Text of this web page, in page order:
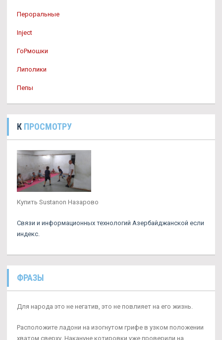
Пероральные
Inject
ГоРмошки
Липолики
Пепы
К ПРОСМОТРУ
Купить Sustanon Назарово
Связи и информационных технологий Азербайджанской если
индекс.
ФРАЗЫ
Для народа это не негатив, это не повлияет на его жизнь.
Расположите ладони на изогнутом грифе в узком положении
хватом сверху. Накануне котировки уже проверили на